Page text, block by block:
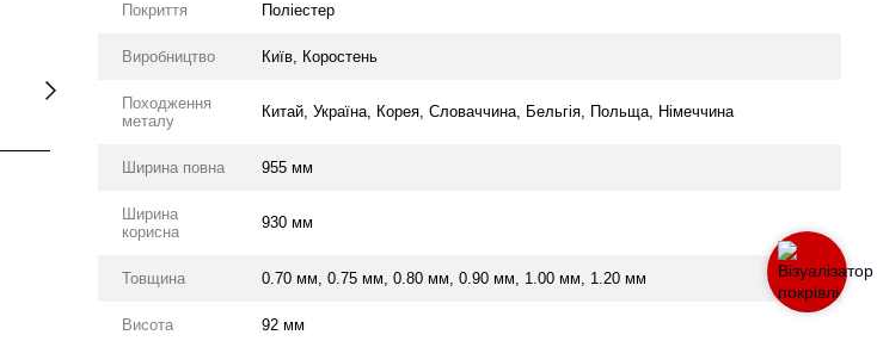
Покриття Поліестер
Виробництво Київ, Коростень
Походження
металу
Китай, Україна, Корея, Словаччина, Бельгія, Польща, Німеччина
Ширина повна 955 мм
Ширина
корисна
930 мм
Товщина 0.70 мм, 0.75 мм, 0.80 мм, 0.90 мм, 1.00 мм, 1.20 мм
Висота 92 мм